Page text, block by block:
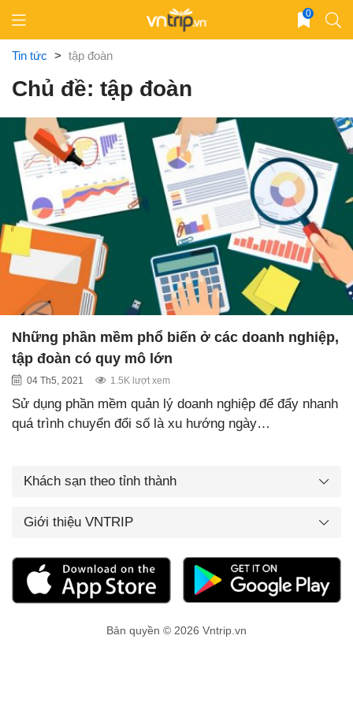
content
0
Tin tức > tập đoàn
Chủ đề: tập đoàn
Những phần mềm phổ biến ở các doanh nghiệp,
tập đoàn có quy mô lớn
04 Th5, 2021 1.5K lượt xem
Sử dụng phần mềm quản lý doanh nghiệp để đẩy nhanh
quá trình chuyển đổi số là xu hướng ngày…
Khách sạn theo tỉnh thành
Giới thiệu VNTRIP
Bản quyền © 2026 Vntrip.vn